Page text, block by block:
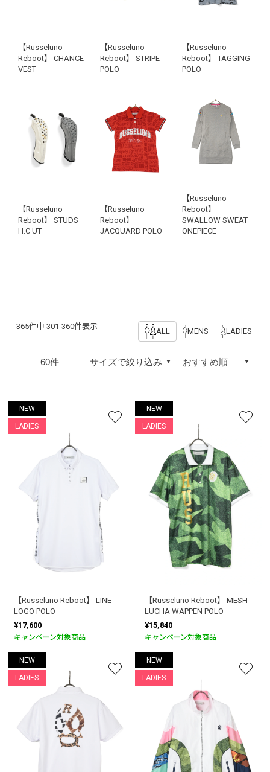
【Russeluno
Reboot】 CHANCE
VEST
【Russeluno
Reboot】 STRIPE
POLO
【Russeluno
Reboot】 TAGGING
POLO
【Russeluno
Reboot】 STUDS
H.C UT
【Russeluno
Reboot】
JACQUARD POLO
【Russeluno
Reboot】
SWALLOW SWEAT
ONEPIECE
365件中 301-360件表示
ALL MENS LADIES
NEW
LADIES
【Russeluno Reboot】 LINE
LOGO POLO
¥17,600
キャンペーン対象商品
NEW
LADIES
【Russeluno Reboot】 MESH
LUCHA WAPPEN POLO
¥15,840
キャンペーン対象商品
NEW
LADIES
NEW
LADIES